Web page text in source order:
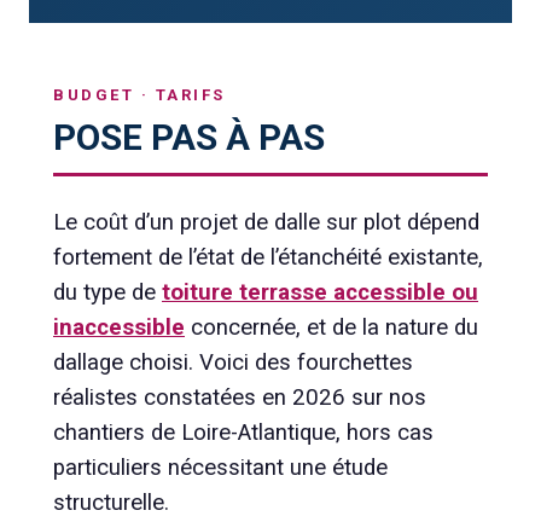
BUDGET · TARIFS
POSE PAS À PAS
Le coût d’un projet de dalle sur plot dépend
fortement de l’état de l’étanchéité existante,
du type de toiture terrasse accessible ou
inaccessible concernée, et de la nature du
dallage choisi. Voici des fourchettes
réalistes constatées en 2026 sur nos
chantiers de Loire-Atlantique, hors cas
particuliers nécessitant une étude
structurelle.